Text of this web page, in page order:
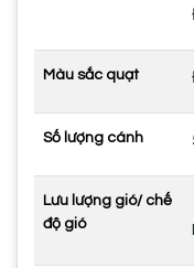
Màu sắc quạt
Số lượng cánh
Lưu lượng gió/ chế
độ gió